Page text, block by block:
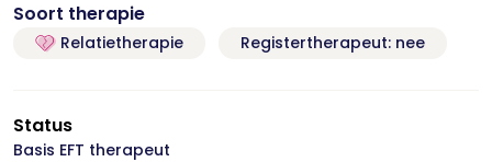
Soort therapie
Relatietherapie Registertherapeut: nee
Status
Basis EFT therapeut